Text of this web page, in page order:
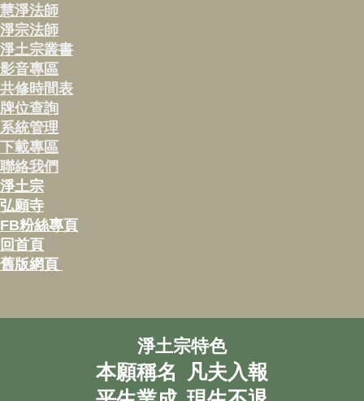
慧淨法師
淨宗法師
淨土宗叢書
影音專區
共修時間表
牌位查詢
系統管理
下載專區
聯絡我們
淨土宗
弘願寺
FB粉絲專頁
回首頁
舊版網頁
淨土宗特色
本願稱名 凡夫入報